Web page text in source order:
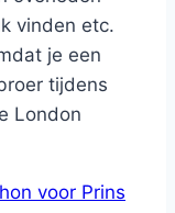
vinden etc.
je een
tijdens
London
voor Prins